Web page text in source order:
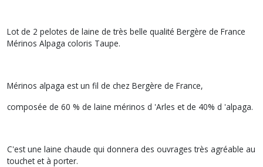
Lot de 2 pelotes de laine de très belle qualité Bergère de France
Mérinos Alpaga coloris Taupe.
Mérinos alpaga est un fil de chez Bergère de France,
composée de 60 % de laine mérinos d 'Arles et de 40% d 'alpaga.
C'est une laine chaude qui donnera des ouvrages très agréable au
touchet et à porter.